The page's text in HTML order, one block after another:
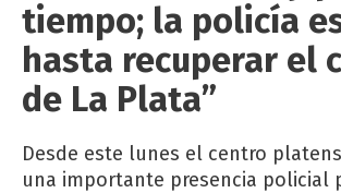
tiempo; la policía
hasta recuperar el
de La Plata”
Desde este lunes el centro
una importante presencia policial